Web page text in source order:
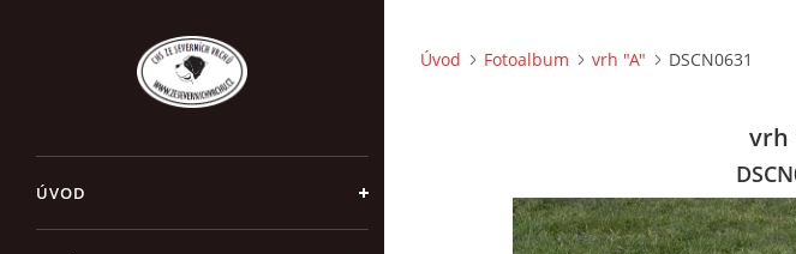
ÚVOD
Úvod Fotoalbum vrh "A" DSCN0631
vrh